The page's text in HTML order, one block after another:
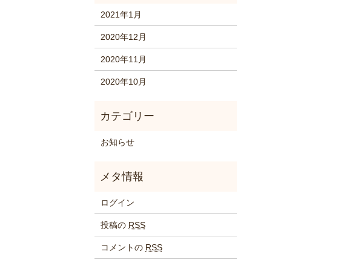
2021年1月
2020年12月
2020年11月
2020年10月
お知らせ
ログイン
投稿の RSS
コメントの RSS